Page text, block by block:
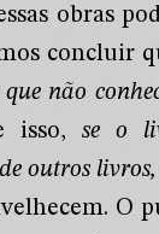
obras
concluir
não
isso, se o
outros
O